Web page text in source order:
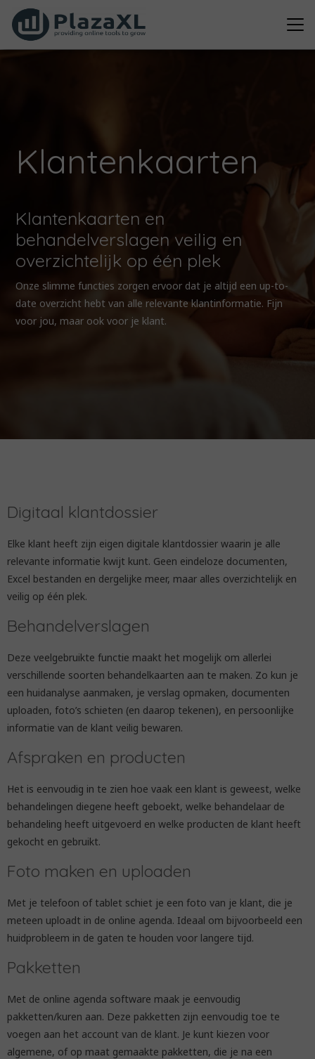
Klantenkaarten
Klantenkaarten en
behandelverslagen veilig en
overzichtelijk op één plek
Onze slimme functies zorgen ervoor dat je altijd een up-to-
date overzicht hebt van alle relevante klantinformatie. Fijn
voor jou, maar ook voor je klant.
Digitaal klantdossier
Elke klant heeft zijn eigen digitale klantdossier waarin je alle
relevante informatie kwijt kunt. Geen eindeloze documenten,
Excel bestanden en dergelijke meer, maar alles overzichtelijk en
veilig op één plek.
Behandelverslagen
Deze veelgebruikte functie maakt het mogelijk om allerlei
verschillende soorten behandelkaarten aan te maken. Zo kun je
een huidanalyse aanmaken, je verslag opmaken, documenten
uploaden, foto’s schieten (en daarop tekenen), en persoonlijke
informatie van de klant veilig bewaren.
Afspraken en producten
Het is eenvoudig in te zien hoe vaak een klant is geweest, welke
behandelingen diegene heeft geboekt, welke behandelaar de
behandeling heeft uitgevoerd en welke producten de klant heeft
gekocht en gebruikt.
Foto maken en uploaden
Met je telefoon of tablet schiet je een foto van je klant, die je
meteen uploadt in de online agenda. Ideaal om bijvoorbeeld een
huidprobleem in de gaten te houden voor langere tijd.
Pakketten
Met de online agenda software maak je eenvoudig
pakketten/kuren aan. Deze pakketten zijn eenvoudig toe te
voegen aan het account van de klant. Je kunt kiezen voor
algemene, of op maat gemaakte pakketten, die je na een